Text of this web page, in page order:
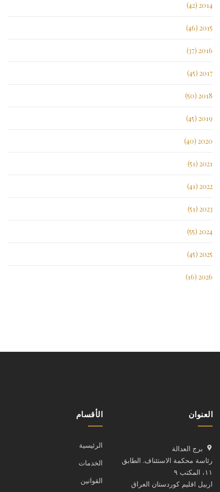
2014 (42)
2015 (46)
2016 (37)
2017 (45)
2018 (50)
2019 (45)
2020 (40)
2021 (51)
2022 (41)
2023 (51)
2024 (55)
2025 (45)
2026 (16)
العنوان
برج العدالة
رئاسة محكمة الاستئناف. الطابق
١١، المكتب ٩
اربيل اقليم كوردستان العراق
الأقسام
الرئيسية
الخدمات
القوانين